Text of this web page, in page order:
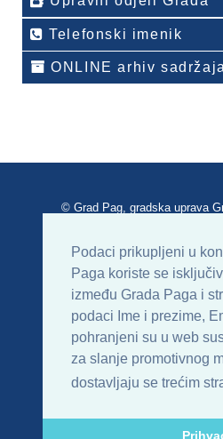
Podaci prikupljeni u
Paga koriste se
između Grada Paga i
podaci Ime i prezime,
pohranjeni su u web
za slanje promotivnog
dostavljaju se trećim
Telefonski imenik
ONLINE arhiv sadržaja
© Grad Pag, gradska uprava
Uvjeti korištenja
Sitemap